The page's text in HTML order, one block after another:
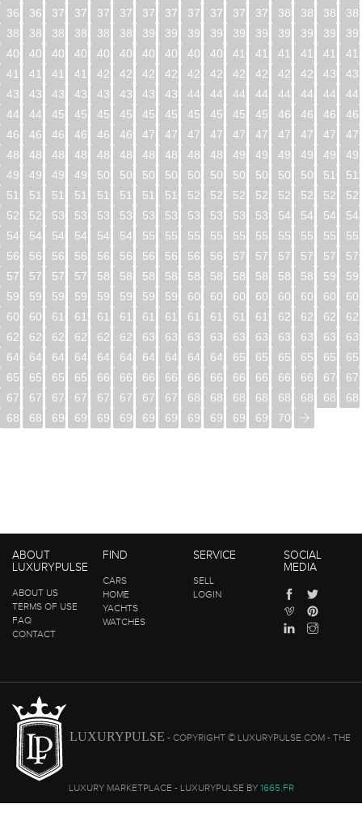
368
369 370 371 372 373 374 375 376 377 378 379 380 381 382
384
385 386 387 388 389 390 391 392 393 394 395 396 397 398
400
401 402 403 404 405 406 407 408 409 410 411 412 413 414
416
417 418 419 420 421 422 423 424 425 426 427 428 429 430
432
433 434 435 436 437 438 439 440 441 442 443 444 445 446
448
449 450 451 452 453 454 455 456 457 458 459 460 461 462
464
465 466 467 468 469 470 471 472 473 474 475 476 477 478
480
481 482 483 484 485 486 487 488 489 490 491 492 493 494
496
497 498 499 500 501 502 503 504 505 506 507 508 509 510
512
513 514 515 516 517 518 519 520 521 522 523 524 525 526
528
529 530 531 532 533 534 535 536 537 538 539 540 541 542
544
545 546 547 548 549 550 551 552 553 554 555 556 557 558
560
561 562 563 564 565 566 567 568 569 570 571 572 573 574
576
577 578 579 580 581 582 583 584 585 586 587 588 589 590
592
593 594 595 596 597 598 599 600 601 602 603 604 605 606
608
609 610 611 612 613 614 615 616 617 618 619 620 621 622
624
625 626 627 628 629 630 631 632 633 634 635 636 637 638
640
641 642 643 644 645 646 647 648 649 650 651 652 653 654
656
657 658 659 660 661 662 663 664 665 666 667 668 669 670
672
673 674 675 676 677 678 679 680 681 682 683 684 685 686
688
689 690 691 692 693 694 695 696 697 698 699 700
ABOUT
LUXURYPULSE
ABOUT US
TERMS OF USE
FAQ
CONTACT
FIND
CARS
HOME
YACHTS
WATCHES
SERVICE
SELL
LOGIN
SOCIAL
MEDIA
LUXURYPULSE - COPYRIGHT © LUXURYPULSE.COM - THE
LUXURY MARKETPLACE - LUXURYPULSE BY 1665.FR